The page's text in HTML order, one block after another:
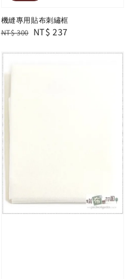
機縫專用貼布刺繡框
Regular
NT$ 300 Sale
NT$ 237